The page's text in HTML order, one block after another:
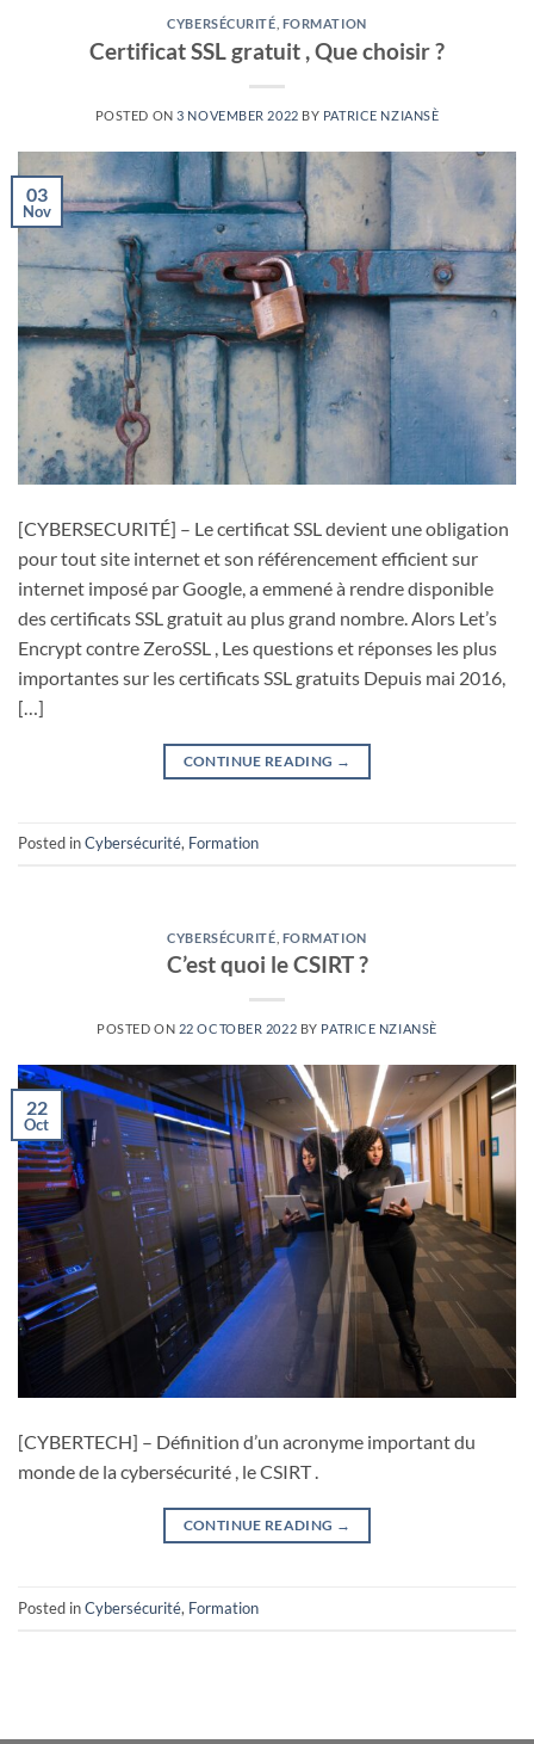
CYBERSÉCURITÉ FORMATION
Certificat SSL gratuit , Que choisir ?
POSTED ON3 NOVEMBER 2022 BY PATRICE NZIANSÈ
03
Nov
[CYBERSECURITÉ] – Le certificat SSL devient une obligation
pour tout site internet et son référencement efficient sur
internet imposé par Google, a emmené à rendre disponible
des certificats SSL gratuit au plus grand nombre. Alors Let’s
Encrypt contre ZeroSSL , Les questions et réponses les plus
importantes sur les certificats SSL gratuits Depuis mai 2016,
[…]
CONTINUE READING →
Posted inCybersécurité, Formation
CYBERSÉCURITÉ FORMATION
C’est quoi le CSIRT ?
POSTED ON 22 OCTOBER 2022 BY PATRICE NZIANSÈ
22
Oct
[CYBERTECH] – Définition d’un acronyme important du
monde de la cybersécurité , le CSIRT .
CONTINUE READING →
Posted inCybersécurité, Formation